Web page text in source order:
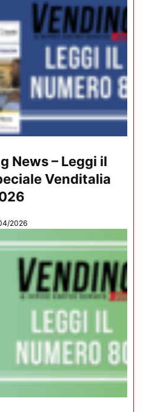
News – Leggi il
Venditalia
2026